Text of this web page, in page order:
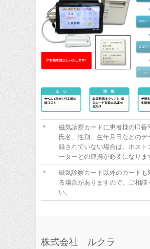
＊
磁気診察カードに患者様のID番
氏名、性別、生年月日などのデ
録されていない場合は、ホスト
ーターとの連携が必要になりま
＊
磁気診察カード以外のカードも
る場合がありますので、ご相談
い。
株式会社 ルクラ